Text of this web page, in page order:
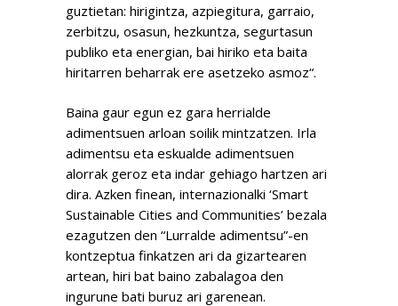
guztietan: hirigintza, azpiegitura, garraio,
zerbitzu, osasun, hezkuntza, segurtasun
publiko eta energian, bai hiriko eta baita
hiritarren beharrak ere asetzeko asmoz“.
Baina gaur egun ez gara herrialde
adimentsuen arloan soilik mintzatzen. Irla
adimentsu eta eskualde adimentsuen
alorrak geroz eta indar gehiago hartzen ari
dira. Azken finean, internazionalki ‘Smart
Sustainable Cities and Communities’ bezala
ezagutzen den “Lurralde adimentsu”-en
kontzeptua finkatzen ari da gizartearen
artean, hiri bat baino zabalagoa den
ingurune bati buruz ari garenean.